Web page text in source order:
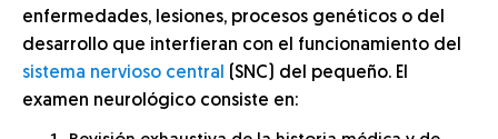
enfermedades, lesiones, procesos genéticos o del
desarrollo que interfieran con el funcionamiento del
sistema nervioso central
(SNC) del pequeño. El
examen neurológico consiste en: